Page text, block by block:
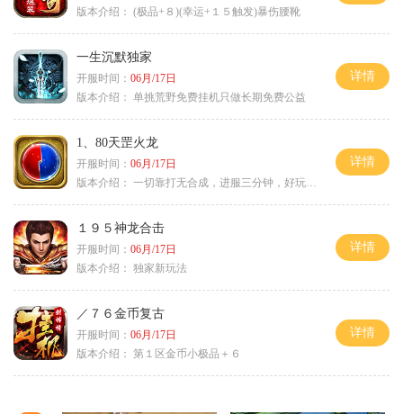
版本介绍： (极品+８)(幸运+１５触发)暴伤腰靴
一生沉默独家
开服时间： 06月/17日
版本介绍： 单挑荒野免费挂机只做长期免费公益
详情
1、80天罡火龙
开服时间： 06月/17日
版本介绍： 一切靠打无合成，进服三分钟，好玩一整年。
详情
１９５神龙合击
开服时间： 06月/17日
版本介绍： 独家新玩法
详情
／７６金币复古
开服时间： 06月/17日
版本介绍： 第１区金币小极品＋６
详情